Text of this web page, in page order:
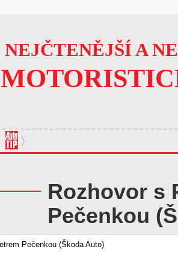
NEJČTENĚJŠÍ A
Rozhovor s
Pečenkou